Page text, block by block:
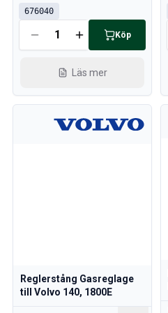
676040
Köp
Läs mer
Reglerstång Gasreglage
till Volvo 140, 1800E